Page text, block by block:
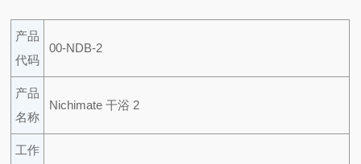
产品
代码
00-NDB-2
产品
名称
Nichimate 干浴 2
工作